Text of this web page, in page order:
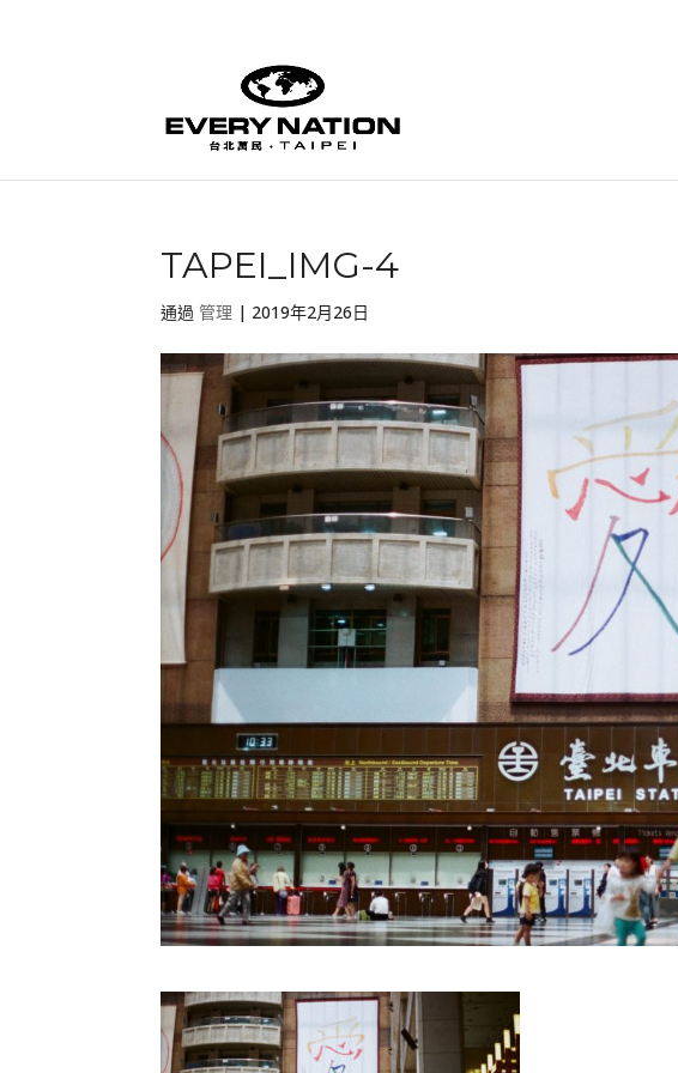
TAPEI_IMG-4
通過管理 | 2019年2月26日